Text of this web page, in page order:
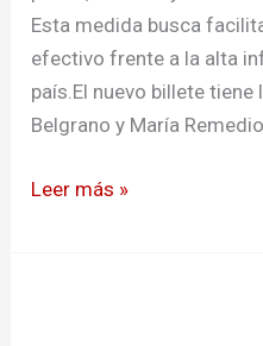
Esta medida busca
efectivo frente a la alta
país.El nuevo billete tiene
Belgrano y María
Leer más »